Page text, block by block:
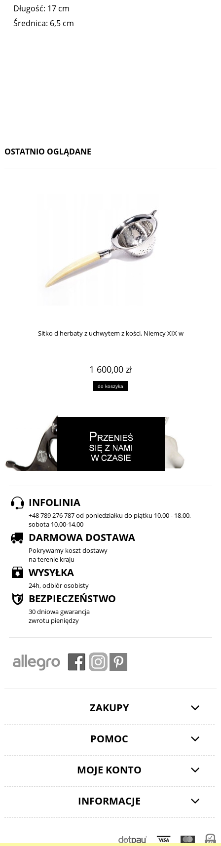
Długość: 17 cm
Średnica: 6,5 cm
OSTATNIO OGLĄDANE
Sitko d herbaty z uchwytem z kości, Niemcy XIX w
1 600,00 zł
do koszyka
INFOLINIA
+48 789 276 787 od poniedziałku do piątku 10.00 - 18.00,
sobota 10.00-14.00
DARMOWA DOSTAWA
Pokrywamy koszt dostawy
na terenie kraju
WYSYŁKA
24h, odbiór osobisty
BEZPIECZEŃSTWO
30 dniowa gwarancja
zwrotu pieniędzy
ZAKUPY
POMOC
MOJE KONTO
INFORMACJE